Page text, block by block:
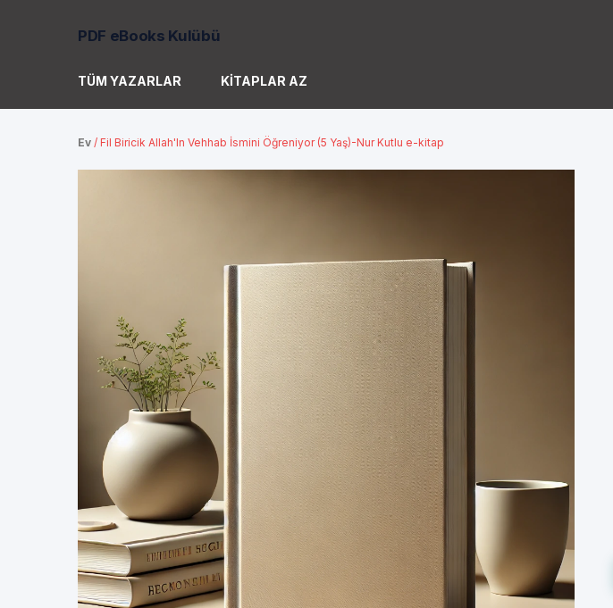
PDF eBooks Kulübü
TÜM YAZARLAR KITAPLAR AZ
Ev / Fil Biricik Allah'In Vehhab İsmini Öğreniyor (5 Yaş)-Nur Kutlu e-kitap